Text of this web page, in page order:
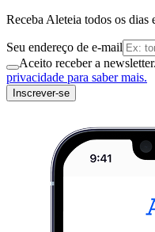
Receba Aleteia todos os dias
Seu endereço de e-mail
Aceito receber a
privacidade para saber mais.
Inscrever-se